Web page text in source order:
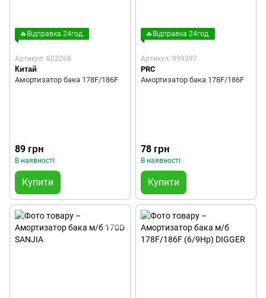
🔥Відправка 24год.
Артикул: 602268
Китай
Амортизатор бака 178F/186F
89 грн
В наявності
Купити
🔥Відправка 24год.
Артикул: 999397
PRC
Амортизатор бака 178F/186F
78 грн
В наявності
Купити